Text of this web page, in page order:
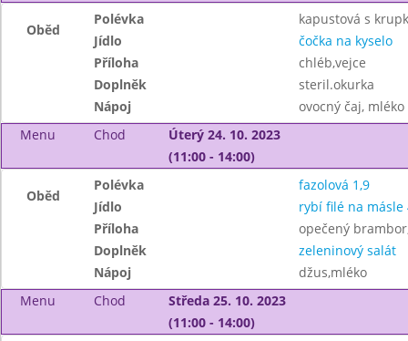
Oběd
Polévka
kapustová s
Jídlo
čočka na kyselo
Příloha
chléb,vejce
Doplněk
steril.okurka
Nápoj
ovocný čaj, mléko
Menu
Chod
Úterý 24. 10. 2023
(11:00 - 14:00)
Oběd
Polévka
fazolová 1,9
Jídlo
rybí filé na másle
Příloha
opečený
Doplněk
zeleninový salát
Nápoj
džus,mléko
Menu
Chod
Středa 25. 10. 2023
(11:00 - 14:00)